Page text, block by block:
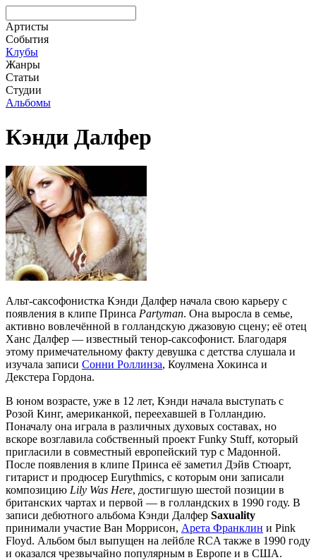
Артисты
События
Клубы
Жанры
Статьи
Студии
Альбомы
Кэнди Далфер
Альт-саксофонистка Кэнди Далфер начала свою карьеру с
появления в клипе Принса Partyman. Она выросла в семье,
активно вовлечённой в голландскую джазовую сцену; её отец
Ханс Далфер — известный тенор-саксофонист. Благодаря
этому примечательному факту девушка с детства слушала и
изучала записи Сонни Роллинза, Коулмена Хокинса и
Декстера Гордона.
В юном возрасте, уже в 12 лет, Кэнди начала выступать с
Розой Кинг, американкой, переехавшей в Голландию.
Поначалу она играла в различных духовых составах, но
вскоре возглавила собственный проект Funky Stuff, который
пригласили в совместный европейский тур с Мадонной.
После появления в клипе Принса её заметил Дэйв Стюарт,
гитарист и продюсер Eurythmics, с которым они записали
композицию Lily Was Here, достигшую шестой позиции в
британских чартах и первой — в голландских в 1990 году. В
записи дебютного альбома Кэнди Далфер Saxuality
принимали участие Ван Моррисон, Арета Франклин и Pink
Floyd. Альбом был выпущен на лейбле RCA также в 1990 году
и оказался чрезвычайно популярным в Европе и в США.